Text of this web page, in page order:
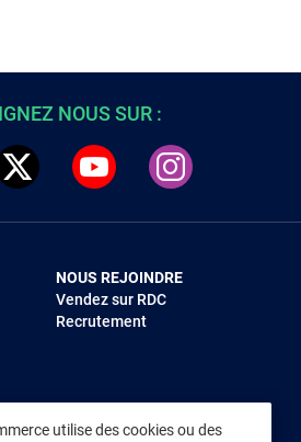
NOUS SUR :
NOUS REJOINDRE
Vendez sur RDC
Recrutement
utilise des cookies ou des